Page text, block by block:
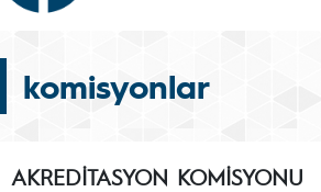
komisyonlar
AKREDİTASYON KOMİSYONU